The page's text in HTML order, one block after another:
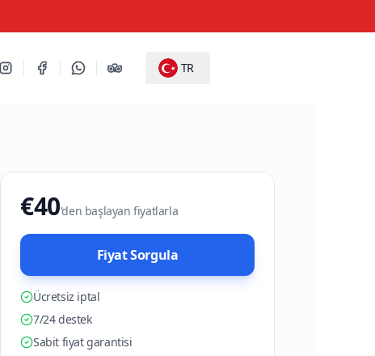
TR
€40'den başlayan fiyatlarla
Fiyat Sorgula
Ücretsiz iptal
7/24 destek
Sabit fiyat garantisi